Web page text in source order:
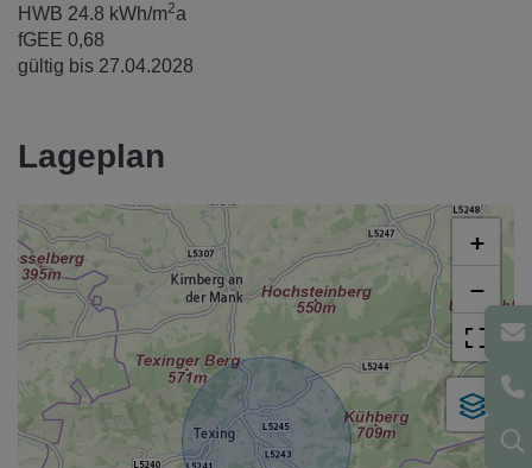
HWB 24.8 kWh/m2a
fGEE 0,68
gültig bis 27.04.2028
Lageplan
+
−